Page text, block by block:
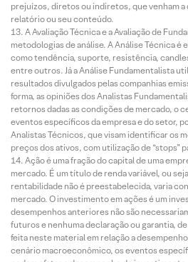
prejuízos, diretos ou indiretos, que venham
relatório ou seu conteúdo.
A Avaliação Técnica e a Avaliação de
metodologias de análise. A Análise Técnica
como tendência, suporte, resistência,
entre outros. Já a Análise Fundamentalista
resultados divulgados pelas companhias
forma, as opiniões dos Analistas
retornos dadas as condições de mercado, o
eventos específicos da empresa e do setor,
Analistas Técnicos, que visam identificar os
preços dos ativos, com utilização de “stops”
Ação é uma fração do capital de uma
mercado. É um título de renda variável, ou
rentabilidade não é preestabelecida, varia
mercado. O investimento em ações é um
desempenhos anteriores não são
futuros e nenhuma declaração ou garantia,
feita neste material em relação a
cenário macroeconômico, os eventos